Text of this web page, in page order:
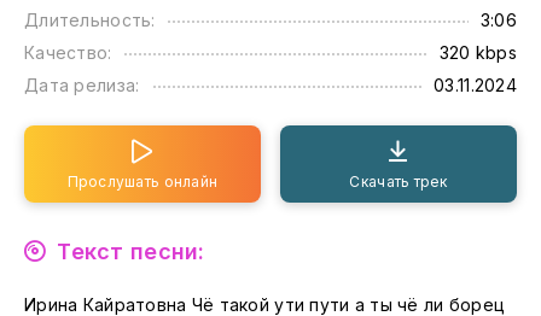
Длительность:
3:06
Качество:
320 kbps
Дата релиза:
03.11.2024
Прослушать онлайн Скачать трек
Текст песни:
Ирина Кайратовна Чё такой ути пути а ты чё ли борец